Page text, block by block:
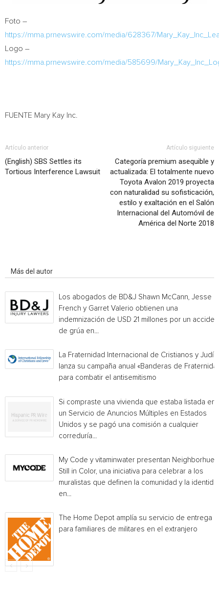
Foto –
https://mma.prnewswire.com/media/628367/
Logo –
https://mma.prnewswire.com/media/585699/
FUENTE Mary Kay Inc.
Artículo anterior
(English) SBS Settles its
Tortious Interference Lawsuit
Artículo siguiente
Categoría premium asequible y
actualizada: El totalmente nuevo
Toyota Avalon 2019 proyecta
con naturalidad su sofisticación,
estilo y exaltación en el Salón
Internacional del Automóvil de
América del Norte 2018
Más del autor
Los abogados de BD&J Shawn McCann, Jesse
French y Garret Valerio obtienen una
indemnización de USD 21 millones por un
de grúa en...
La Fraternidad Internacional de Cristianos y
lanza su campaña anual «Banderas de
para combatir el antisemitismo
Si compraste una vivienda que estaba listada en
un Servicio de Anuncios Múltiples en Estados
Unidos y se pagó una comisión a cualquier
correduría...
My Code y vitaminwater presentan Neighborhue:
Still in Color, una iniciativa para celebrar a los
muralistas que definen la comunidad y la
en...
The Home Depot amplía su servicio de entrega
para familiares de militares en el extranjero